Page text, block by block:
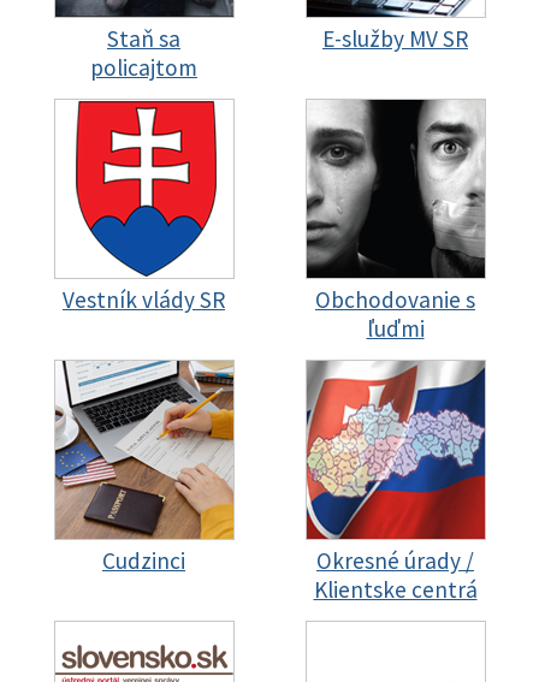
Staň sa
policajtom
E-služby MV SR
Vestník vlády SR
Obchodovanie s
ľuďmi
Cudzinci
Okresné úrady /
Klientske centrá